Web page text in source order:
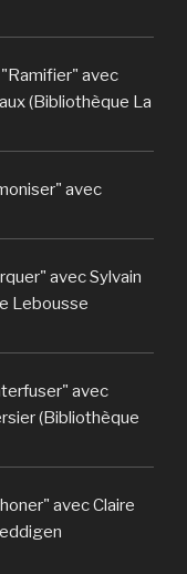
avec
(Bibliothèque La
avec
avec Sylvain
Lebousse
avec
(Bibliothèque
avec Claire